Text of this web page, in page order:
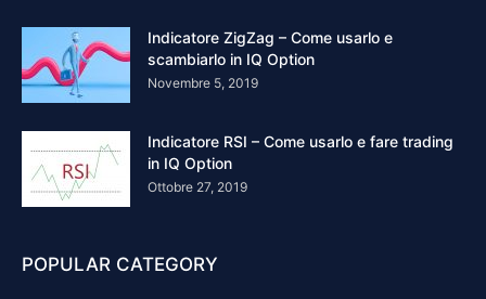
Indicatore ZigZag – Come usarlo e
scambiarlo in IQ Option
Novembre 5, 2019
Indicatore RSI – Come usarlo e fare trading
in IQ Option
Ottobre 27, 2019
POPULAR CATEGORY